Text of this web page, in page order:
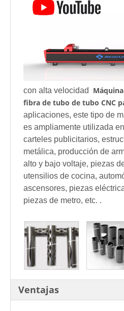
con alta velocidad
fibra de tubo de tubo CNC
aplicaciones, este tipo de
es ampliamente utilizada
carteles publicitarios,
metálica, producción de
alto y bajo voltaje, piezas
utensilios de cocina,
ascensores, piezas
piezas de metro, etc. .
Ventajas